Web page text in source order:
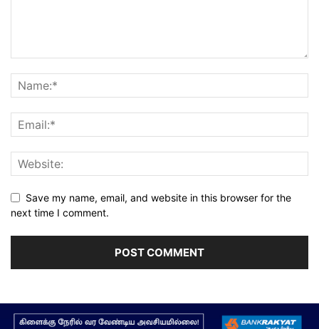
Save my name, email, and website in this browser for the
next time I comment.